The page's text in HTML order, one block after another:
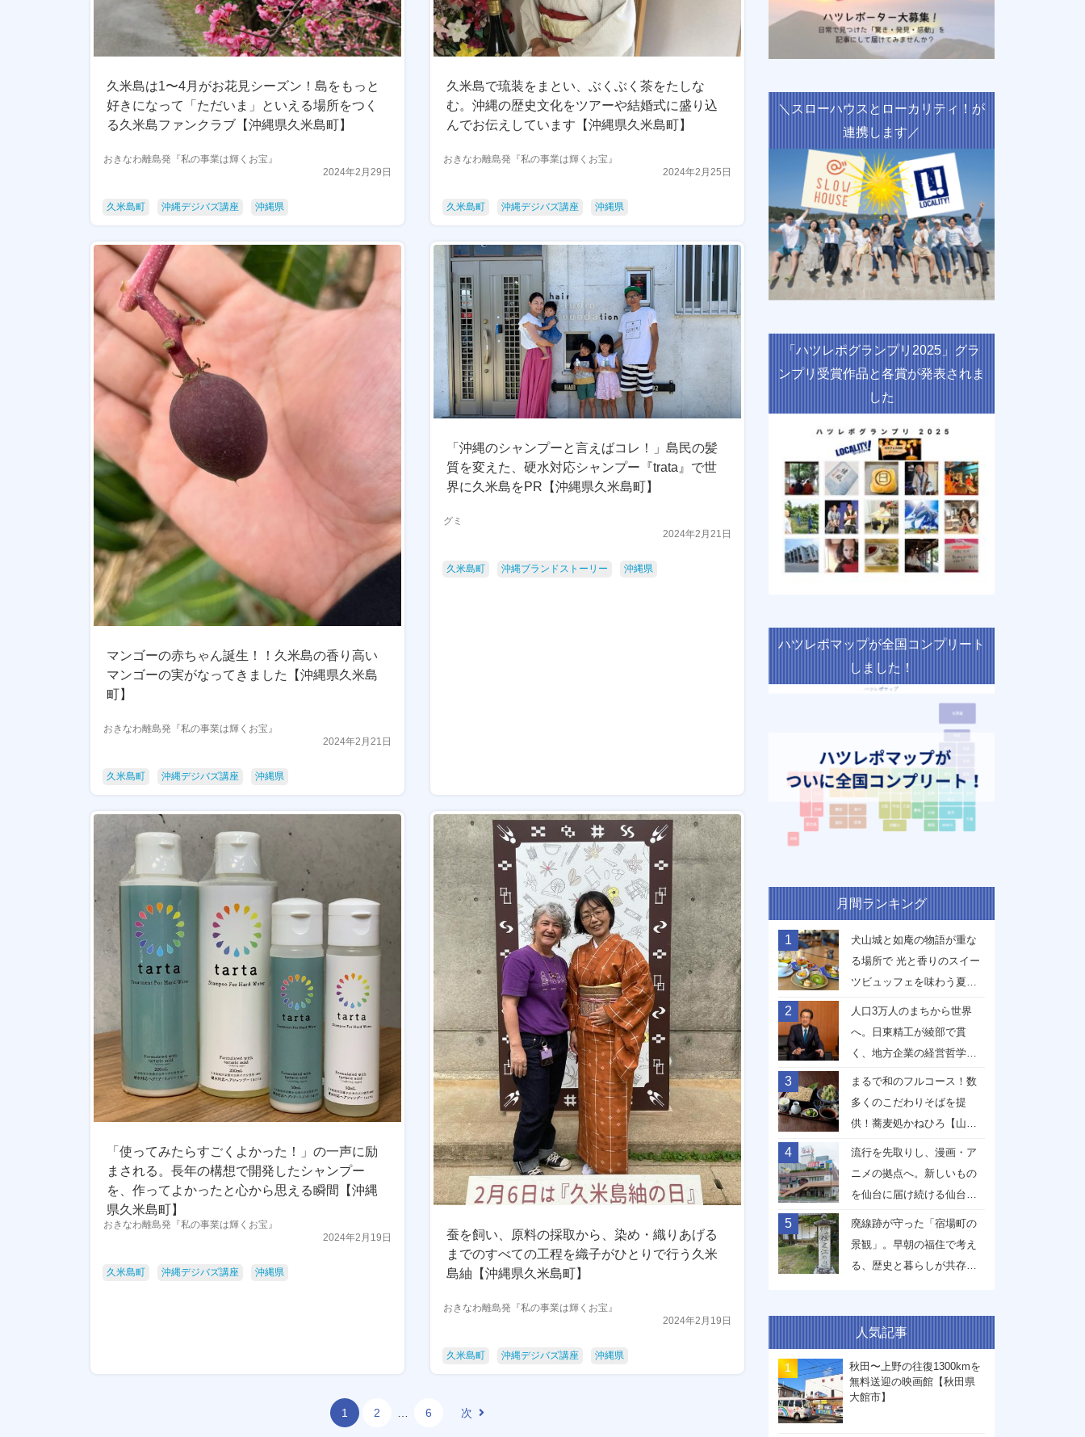
久米島は1〜4月がお花見シーズン！島をもっと
好きになって「ただいま」といえる場所をつく
る久米島ファンクラブ【沖縄県久米島町】
おきなわ離島発『私の事業は輝くお宝』
2024年2月29日
久米島町 沖縄デジバズ講座 沖縄県
久米島で琉装をまとい、ぶくぶく茶をたしな
む。沖縄の歴史文化をツアーや結婚式に盛り込
んでお伝えしています【沖縄県久米島町】
おきなわ離島発『私の事業は輝くお宝』
2024年2月25日
久米島町 沖縄デジバズ講座 沖縄県
マンゴーの赤ちゃん誕生！！久米島の香り高い
マンゴーの実がなってきました【沖縄県久米島
町】
おきなわ離島発『私の事業は輝くお宝』
2024年2月21日
久米島町 沖縄デジバズ講座 沖縄県
「沖縄のシャンプーと言えばコレ！」島民の髪
質を変えた、硬水対応シャンプー『trata』で世
界に久米島をPR【沖縄県久米島町】
グミ
2024年2月21日
久米島町 沖縄ブランドストーリー 沖縄県
「使ってみたらすごくよかった！」の一声に励
まされる。長年の構想で開発したシャンプー
を、作ってよかったと心から思える瞬間【沖縄
県久米島町】
おきなわ離島発『私の事業は輝くお宝』
2024年2月19日
久米島町 沖縄デジバズ講座 沖縄県
蚕を飼い、原料の採取から、染め・織りあげる
までのすべての工程を織子がひとりで行う久米
島紬【沖縄県久米島町】
おきなわ離島発『私の事業は輝くお宝』
2024年2月19日
久米島町 沖縄デジバズ講座 沖縄県
1 2 … 6 次
＼スローハウスとローカリティ！が
連携します／
「ハツレポグランプリ2025」グラ
ンプリ受賞作品と各賞が発表されま
した
ハツレポマップが全国コンプリート
しました！
月間ランキング
1
犬山城と如庵の物語が重な
る場所で 光と香りのスイー
ツビュッフェを味わう夏
2
人口3万人のまちから世界
へ。日東精工が綾部で貫
く、地方企業の経営哲学
【京都府綾部市】
3
まるで和のフルコース！数
多くのこだわりそばを提
供！蕎麦処かねひろ【山形
県山形市】
4
流行を先取りし、漫画・ア
ニメの拠点へ。新しいもの
を仙台に届け続ける仙台駅
前イービーンズ【宮城県仙
台市】
5
廃線跡が守った「宿場町の
景観」。早朝の福住で考え
る、歴史と暮らしが共存す
人気記事
秋田〜上野の往復1300kmを
無料送迎の映画館【秋田県
大館市】